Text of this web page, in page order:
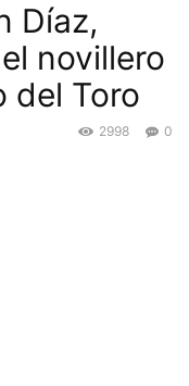
Díaz,
novillero
del Toro
0
2998